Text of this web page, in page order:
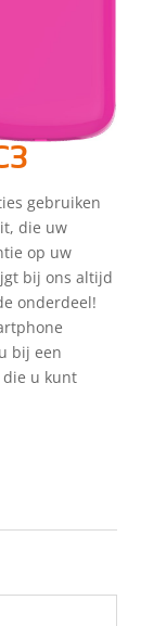
gebruiken
die uw
op uw
bij ons altijd
onderdeel!
bij een
u kunt